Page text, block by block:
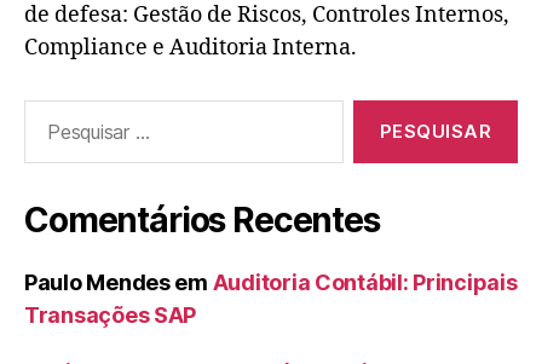
de defesa: Gestão de Riscos, Controles Internos,
Compliance e Auditoria Interna.
por:
Comentários Recentes
Paulo Mendesem Auditoria Contábil: Principais
Transações SAP